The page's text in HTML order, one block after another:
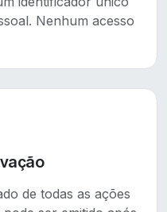
Nenhum acesso
de todas as ações